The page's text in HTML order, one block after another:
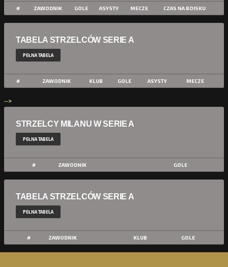
# ZAWODNIK GOLE ASYSTY MECZE CZAS NA BOISKU
TABELA STRZELCÓW SERIE A
PEŁNA TABELA
# ZAWODNIK KLUB GOLE ASYSTY MECZE
-->
STRZELCY MILANU W SERIE A
PEŁNA TABELA
# ZAWODNIK GOLE
TABELA STRZELCÓW SERIE A
PEŁNA TABELA
# ZAWODNIK KLUB GOLE